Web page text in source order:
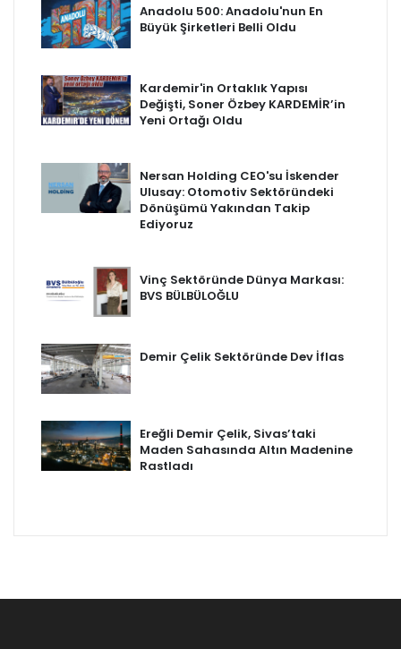
Anadolu 500: Anadolu'nun En
Büyük Şirketleri Belli Oldu
Kardemir'in Ortaklık Yapısı
Değişti, Soner Özbey KARDEMİR’in
Yeni Ortağı Oldu
Nersan Holding CEO'su İskender
Ulusay: Otomotiv Sektöründeki
Dönüşümü Yakından Takip
Ediyoruz
Vinç Sektöründe Dünya Markası:
BVS BÜLBÜLOĞLU
Demir Çelik Sektöründe Dev İflas
Ereğli Demir Çelik, Sivas’taki
Maden Sahasında Altın Madenine
Rastladı